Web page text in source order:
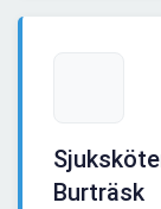
Burträsk